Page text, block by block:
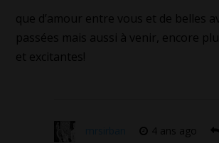
que d’amour entre vous et de belles
passées mais aussi à venir, encore
et excitantes!
4 ans ago